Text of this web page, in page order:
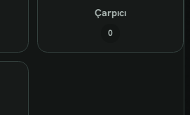
Çarpıcı
0